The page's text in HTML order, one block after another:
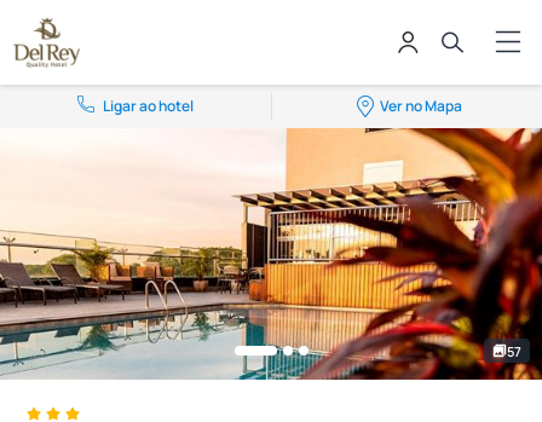
Ligar ao hotel Ver no Mapa
57